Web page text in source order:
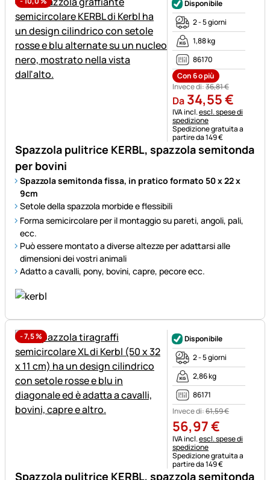
Spazzola pulitrice KERBL, spazzola semitonda
per bovini
Spazzola semitonda fissa, in pratico formato 50 x 22 x
9cm
Setole della spazzola morbide e flessibili
Forma semicircolare per il montaggio su pareti, angoli, pali,
ecc.
Può essere montato a diverse altezze per adattarsi alle
dimensioni dei vostri animali
Adatto a cavalli, pony, bovini, capre, pecore ecc.
Disponibile
2 - 5 giorni
1,88 kg
86170
Con 6 o più
Invece di:36,81€
Da 34,55€
Informazioni fiscali:
IVA incl.escl. spese di
spedizione
Spedizione gratuita a
partire da 149 €
-7,5%
Spazzola pulitrice KERBL, spazzola semitonda
Disponibile
2 - 5 giorni
2,86 kg
86171
Invece di:61,59€
56,97€
Informazioni fiscali:
IVA incl.escl. spese di
spedizione
Spedizione gratuita a
partire da 149 €